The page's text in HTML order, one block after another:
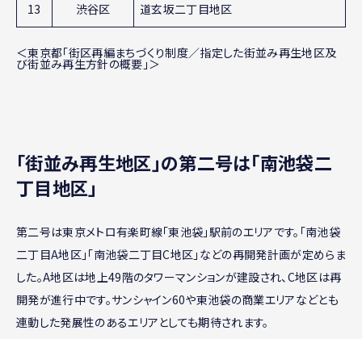
13 渋谷区 道玄坂二丁目地区
＜東京都「街区再編まちづくり制度／指定した街並み再生地区及
び街並み再生方針の概要」＞
｢街並み再生地区｣の第二号は「南池袋二
丁目地区」
第二号は東京メトロ有楽町線「東池袋」駅前のエリアです。「南池袋
二丁目A地区」「南池袋二丁目C地区」などの再開発計画が定めらま
した。A地区は地上49階のタワーマンションが建設され、C地区は再
開発が進行中です。サンシャイン60や東池袋の商業エリアなどとも
連動した発展性のあるエリアとしても期待されます。